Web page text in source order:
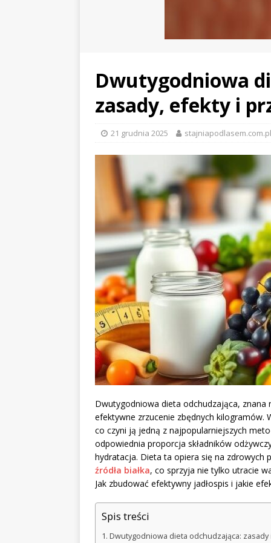
Dwutygodniowa
zasady, efekty i
21 grudnia 2025 stajniapodlasem.com.pl
Dwutygodniowa dieta odchudzająca,
efektywne zrzucenie zbędnych kilogramów.
co czyni ją jedną z najpopularniejszych
odpowiednia proporcja składników
hydratacja. Dieta ta opiera się na
źródła białka, co sprzyja nie tylko utracie
Jak zbudować efektywny jadłospis i jakie
Spis treści
Dwutygodniowa dieta odchudzająca: zasady